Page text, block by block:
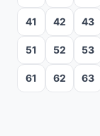
41 42 43
51 52 53
61 62 63